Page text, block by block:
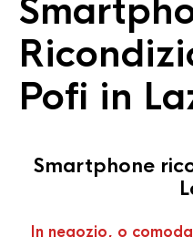
Pofi in
Smartphone
In negozio, o